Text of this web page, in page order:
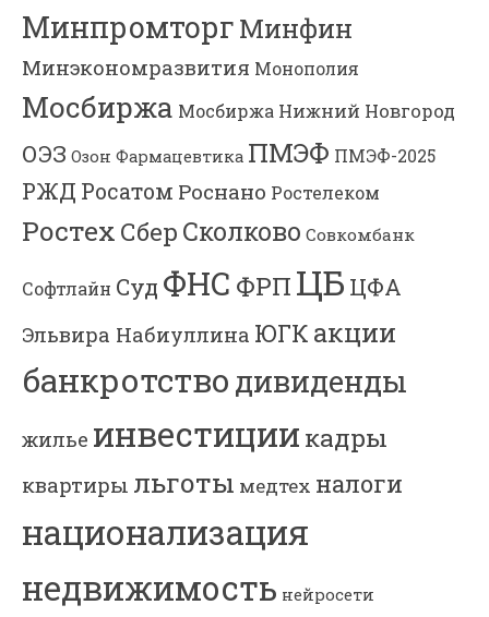
МинпромторгМинфин
Минэкономразвития Монополия
Мосбиржа Мосбиржа Нижний Новгород
ОЭЗ Озон Фармацевтика ПМЭФ ПМЭФ-2025
РЖД Росатом Роснано Ростелеком
Ростех Сбер Сколково Совкомбанк
Софтлайн Суд ФНС ФРП ЦБ ЦФА
Эльвира Набиуллина ЮГК акции
банкротство дивиденды
жилье инвестиции кадры
квартиры льготы медтех налоги
национализация
недвижимость нейросети